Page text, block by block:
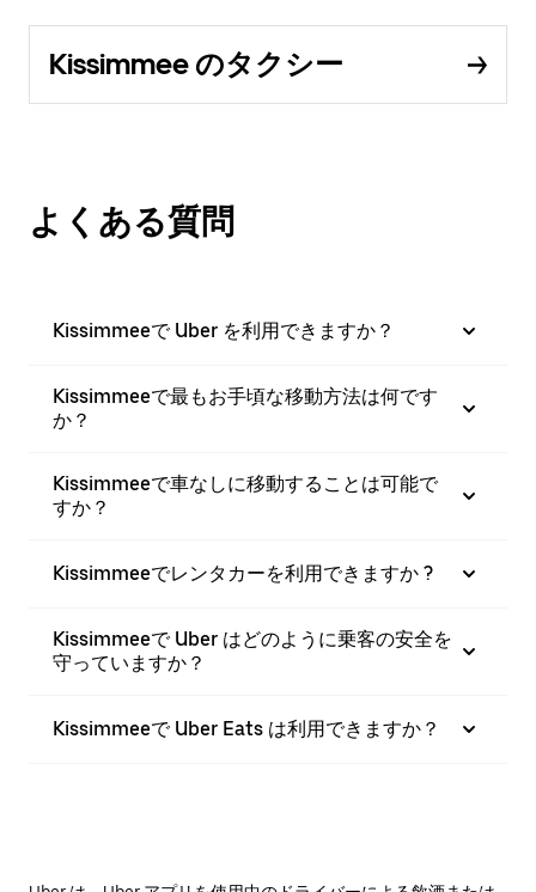
Kissimmee のタクシー
よくある質問
Kissimmeeで Uber を利用できますか？
Kissimmeeで最もお手頃な移動方法は何です
か？
Kissimmeeで車なしに移動することは可能で
すか？
Kissimmeeでレンタカーを利用できますか ?
Kissimmeeで Uber はどのように乗客の安全を
守っていますか？
Kissimmeeで Uber Eats は利用できますか？